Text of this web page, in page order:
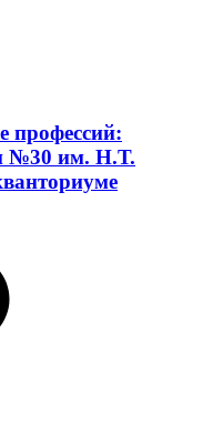
профессий:
№30 им. Н.Т.